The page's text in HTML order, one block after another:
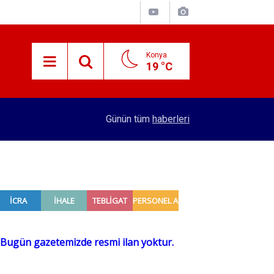
Konya
19 °C
Konya'nın öncü firması atakta! Yeni yatırıma
Günün tüm haberleri